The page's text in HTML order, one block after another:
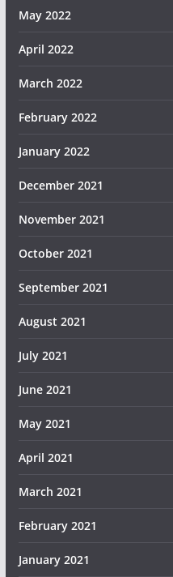
May 2022
April 2022
March 2022
February 2022
January 2022
December 2021
November 2021
October 2021
September 2021
August 2021
July 2021
June 2021
May 2021
April 2021
March 2021
February 2021
January 2021